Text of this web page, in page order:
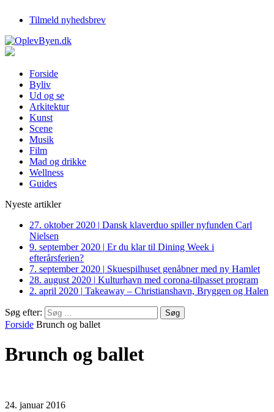
Tilmeld nyhedsbrev
Forside
Byliv
Ud og se
Arkitektur
Kunst
Scene
Musik
Film
Mad og drikke
Wellness
Guides
Nyeste artikler
27. oktober 2020 | Dansk klaverduo spiller nyfunden Carl
Nielsen
9. september 2020 | Er du klar til Dining Week i
efterårsferien?
7. september 2020 | Skuespilhuset genåbner med ny Hamlet
28. august 2020 | Kulturhavn med corona-tilpasset program
2. april 2020 | Takeaway – Christianshavn, Bryggen og Halen
Søg efter:
Forside Brunch og ballet
Brunch og ballet
24. januar 2016